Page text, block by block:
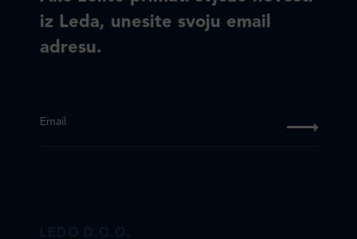
iz Leda, unesite svoju email
adresu.
Email
LEDO D.O.O.